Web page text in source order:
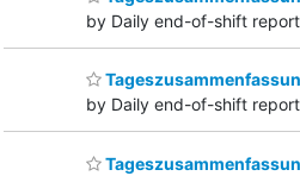
by Daily end-of-shift report
by Daily end-of-shift report